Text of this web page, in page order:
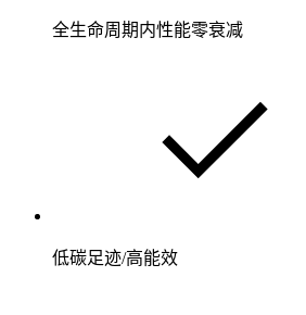
全生命周期内性能零衰减
低碳足迹/高能效